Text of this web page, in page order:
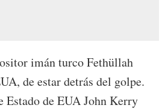
imán turco Fethüllah
de estar detrás del golpe.
Estado de EUA John Kerry